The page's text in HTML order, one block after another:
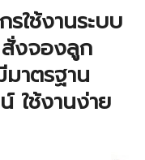
ใช้งานระบบ
สั่งจองลูก
าตรฐาน
ใช้งานง่าย